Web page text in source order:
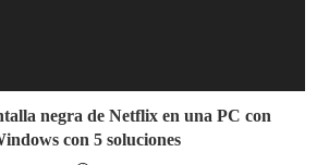
negra de Netflix en una PC con
con 5 soluciones